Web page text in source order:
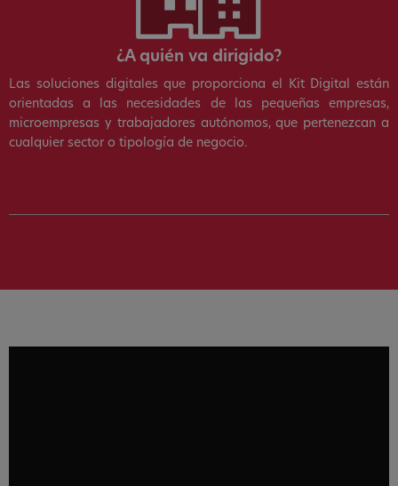
¿A quién va dirigido?
Las soluciones digitales que proporciona el Kit Digital están
orientadas a las necesidades de las pequeñas empresas,
microempresas y trabajadores autónomos, que pertenezcan a
cualquier sector o tipología de negocio.